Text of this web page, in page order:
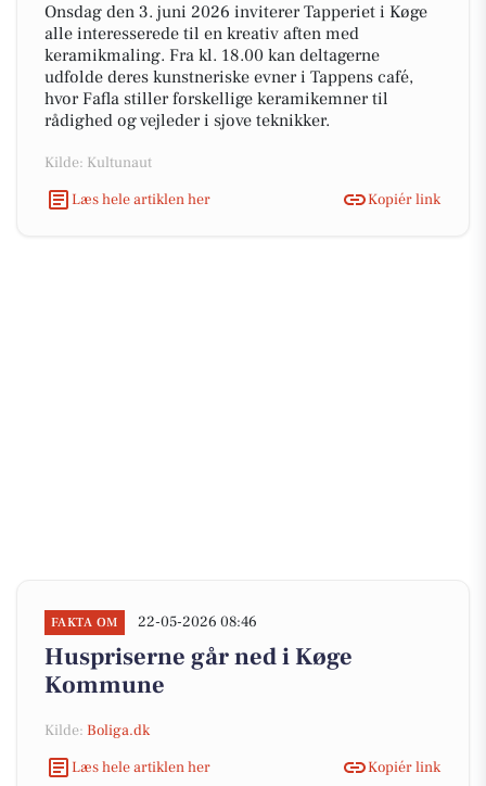
Onsdag den 3. juni 2026 inviterer Tapperiet i Køge
alle interesserede til en kreativ aften med
keramikmaling. Fra kl. 18.00 kan deltagerne
udfolde deres kunstneriske evner i Tappens café,
hvor Fafla stiller forskellige keramikemner til
rådighed og vejleder i sjove teknikker.
Kilde: Kultunaut
Læs hele artiklen her
Kopiér link
FAKTA OM 22-05-2026 08:46
Huspriserne går ned i Køge
Kommune
Kilde: Boliga.dk
Læs hele artiklen her
Kopiér link